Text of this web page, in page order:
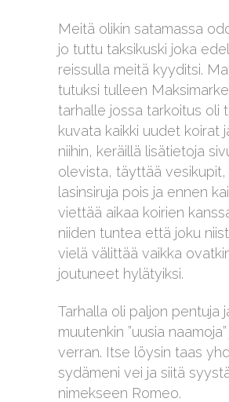
Meitä olikin satamassa
jo tuttu taksikuski joka
reissulla meitä kyyditsi.
tutuksi tulleen
tarhalle jossa tarkoitus oli
kuvata kaikki uudet koirat
niihin, keräillä lisätietoja
olevista, täyttää vesikupit,
lasinsiruja pois ja ennen
viettää aikaa koirien
niiden tuntea että joku
vielä välittää vaikka
joutuneet hylätyiksi.
Tarhalla oli paljon pentuja
muutenkin ”uusia
verran. Itse löysin taas
sydämeni vei ja siitä
nimekseen Romeo.